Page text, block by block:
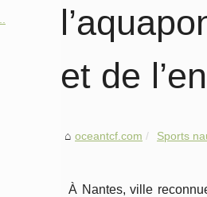
et de
oceantcf.com Sports
À Nantes, ville